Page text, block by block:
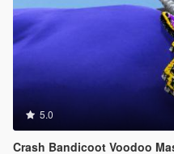
5.0
Crash Bandicoot Voodoo